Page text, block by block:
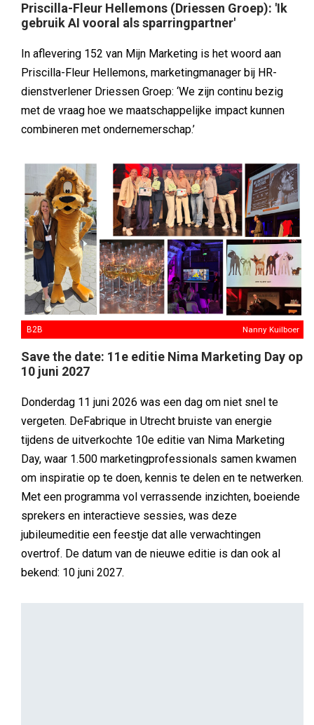
Priscilla-Fleur Hellemons (Driessen Groep): 'Ik
gebruik AI vooral als sparringpartner'
In aflevering 152 van Mijn Marketing is het woord aan
Priscilla-Fleur Hellemons, marketingmanager bij HR-
dienstverlener Driessen Groep: ‘We zijn continu bezig
met de vraag hoe we maatschappelijke impact kunnen
combineren met ondernemerschap.’
B2B Nanny Kuilboer
Save the date: 11e editie Nima Marketing Day op
10 juni 2027
Donderdag 11 juni 2026 was een dag om niet snel te
vergeten. DeFabrique in Utrecht bruiste van energie
tijdens de uitverkochte 10e editie van Nima Marketing
Day, waar 1.500 marketingprofessionals samen kwamen
om inspiratie op te doen, kennis te delen en te netwerken.
Met een programma vol verrassende inzichten, boeiende
sprekers en interactieve sessies, was deze
jubileumeditie een feestje dat alle verwachtingen
overtrof. De datum van de nieuwe editie is dan ook al
bekend: 10 juni 2027.